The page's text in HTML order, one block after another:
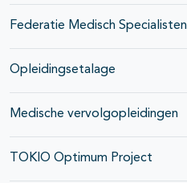
Federatie Medisch Specialisten
Opleidingsetalage
Medische vervolgopleidingen
TOKIO Optimum Project